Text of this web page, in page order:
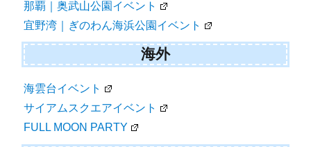
那覇｜奥武山公園イベント
宜野湾｜ぎのわん海浜公園イベント
海外
海雲台イベント
サイアムスクエアイベント
FULL MOON PARTY